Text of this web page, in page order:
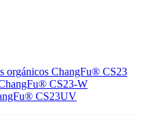
orgánicos ChangFu® CS23
CS23-W
CS23UV